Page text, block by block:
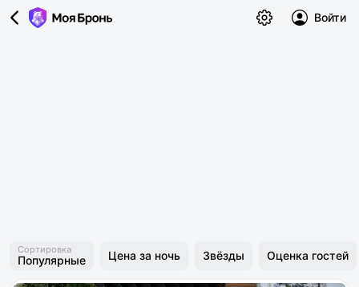
Войти
Сортировка
Популярные Цена за ночь Звёзды Оценка гостей